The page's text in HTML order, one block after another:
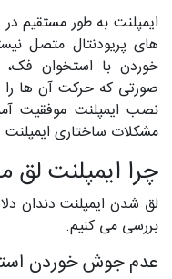
ایمپلنت به طور مستقیم
های پریودنتال متصل
خوردن با استخوان فک،
صورتی که حرکت آن ها
نصب ایمپلنت موفقیت
مشکلات ساختاری
چرا ایمپلنت
لق شدن ایمپلنت دندان
بررسی می کنیم.
عدم جوش خوردن